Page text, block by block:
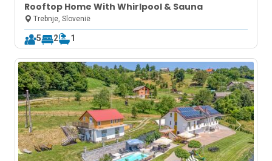
Rooftop Home With Whirlpool & Sauna
Trebnje, Slovenië
5 2 1